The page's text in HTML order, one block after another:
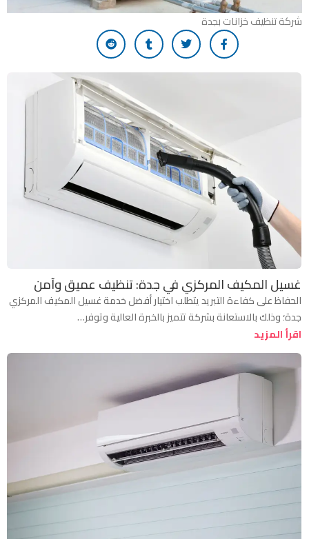
شركة تنظيف خزانات بجدة
غسيل المكيف المركزي في جدة: تنظيف عميق وآمن
الحفاظ على كفاءة التبريد يتطلب اختيار أفضل خدمة غسيل المكيف المركزي
جدة؛ وذلك بالاستعانة بشركة تتميز بالخبرة العالية وتوفر…
اقرأ المزيد